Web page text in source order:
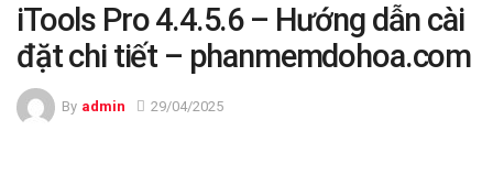
iTools Pro 4.4.5.6 – Hướng dẫn cài
đặt chi tiết – phanmemdohoa.com
By admin 29/04/2025